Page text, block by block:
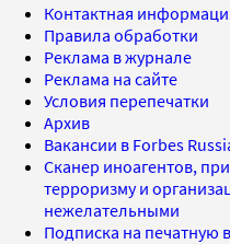
Контактная
Правила обработки
Реклама в журнале
Реклама на сайте
Условия перепечатки
Архив
Вакансии в Forbes
Сканер иноагентов,
терроризму и
нежелательными
Подписка на печатную